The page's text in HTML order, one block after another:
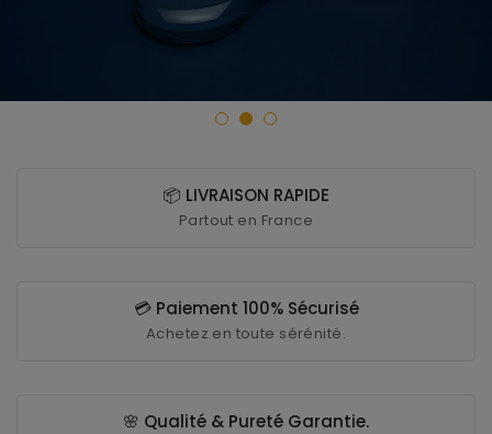
📦 LIVRAISON RAPIDE
Partout en France
💳 Paiement 100% Sécurisé
Achetez en toute sérénité.
🌸 Qualité & Pureté Garantie.